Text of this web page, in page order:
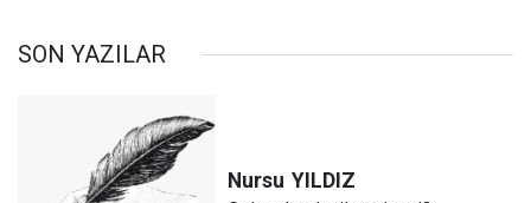
SON YAZILAR
Nursu YILDIZ